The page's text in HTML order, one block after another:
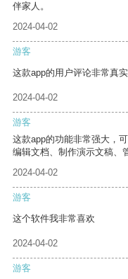
伴家人。
2024-04-02
游客
这款app的用户评论非常真
2024-04-02
游客
这款app的功能非常强大，
编辑文档、制作演示文稿、
2024-04-02
游客
这个软件我非常喜欢
2024-04-02
游客